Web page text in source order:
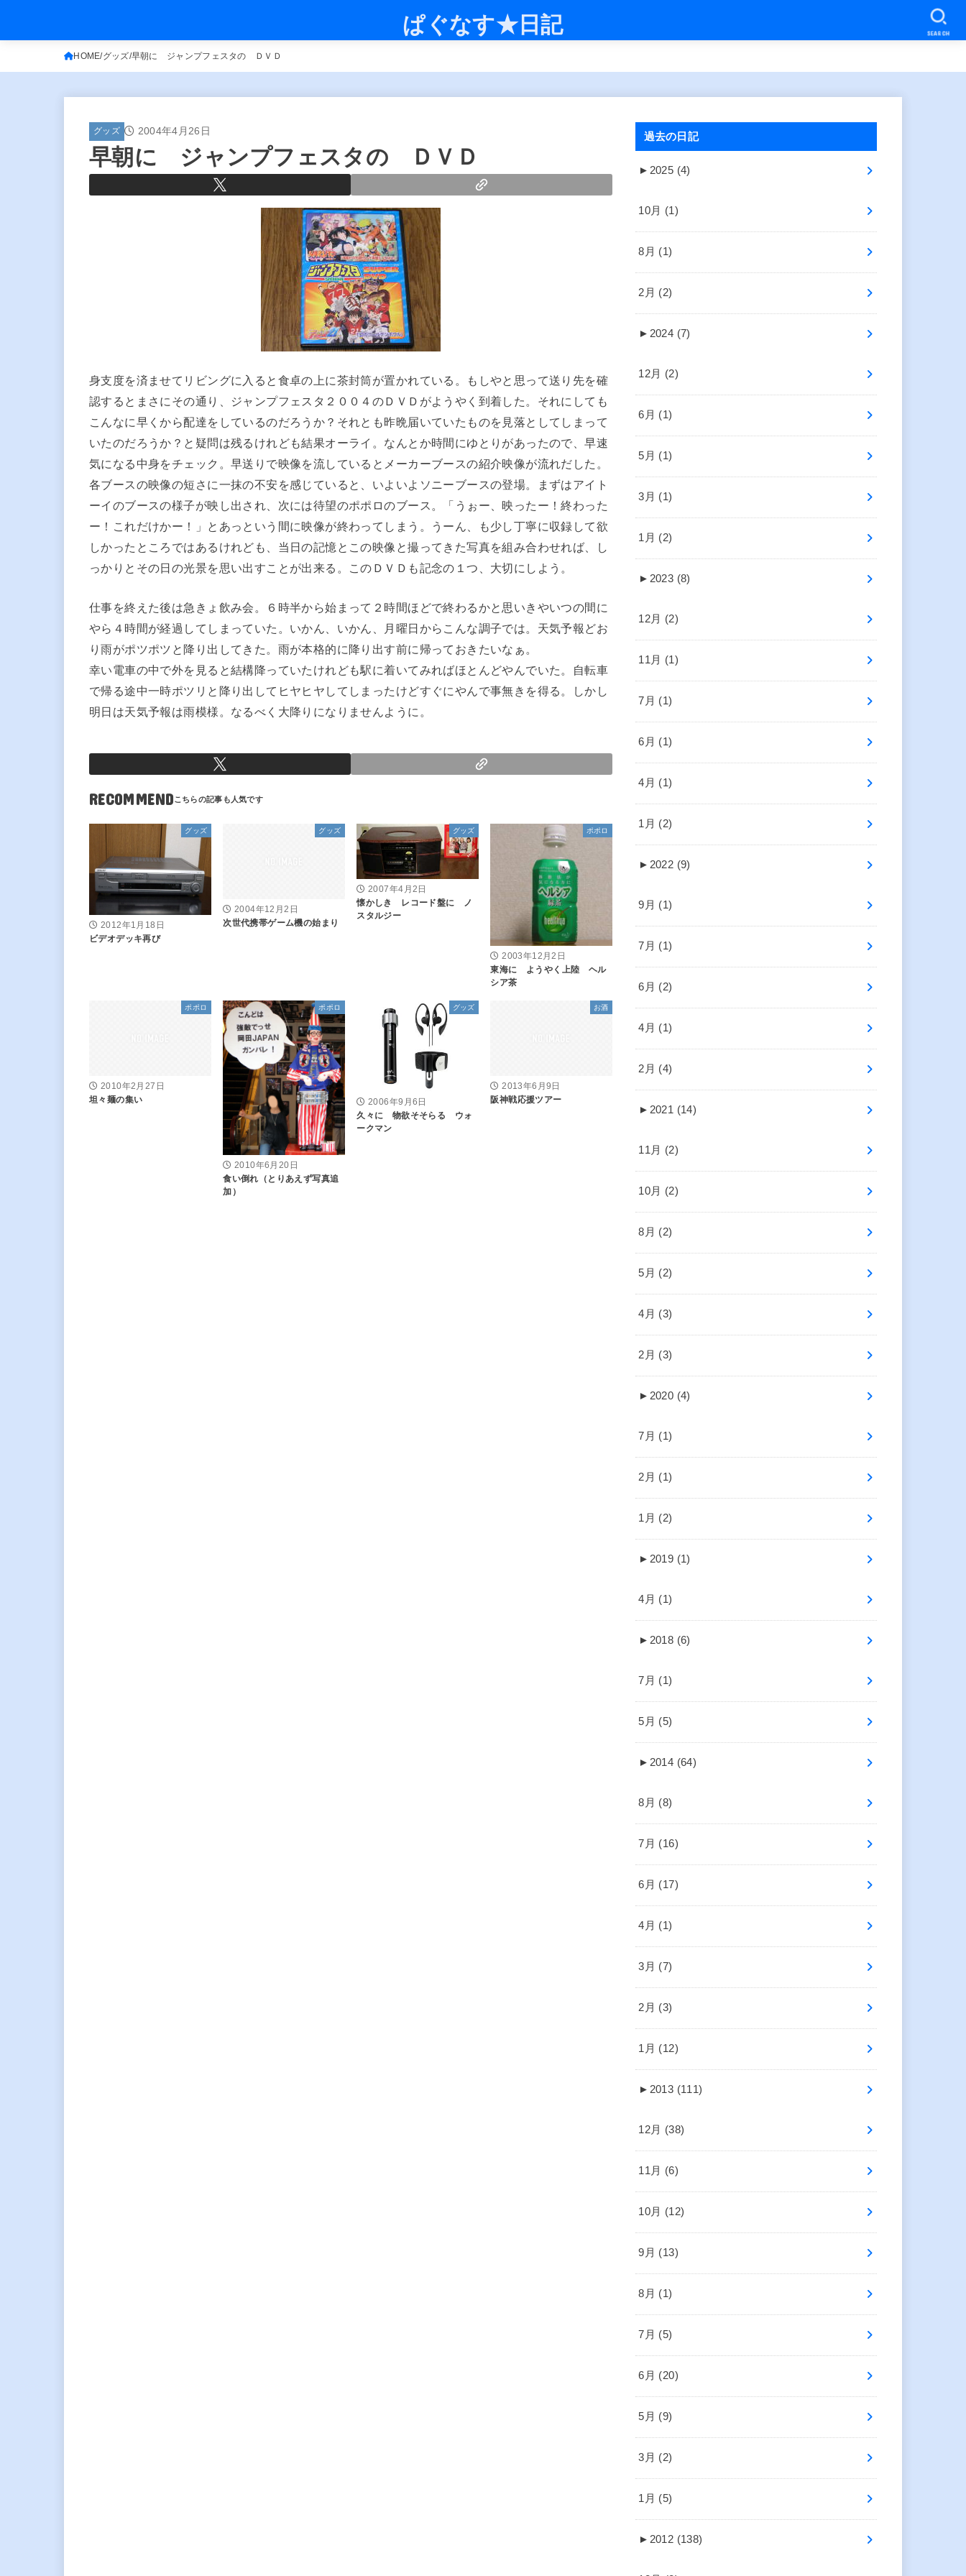
ぱぐなす★日記 SEARCH
HOME グッズ 早朝に ジャンプフェスタの ＤＶＤ
グッズ 2004年4月26日
早朝に ジャンプフェスタの ＤＶＤ
身支度を済ませてリビングに入ると食卓の上に茶封筒が置かれている。もしやと思って送り先を確
認するとまさにその通り、ジャンプフェスタ２００４のＤＶＤがようやく到着した。それにしても
こんなに早くから配達をしているのだろうか？それとも昨晩届いていたものを見落としてしまって
いたのだろうか？と疑問は残るけれども結果オーライ。なんとか時間にゆとりがあったので、早速
気になる中身をチェック。早送りで映像を流しているとメーカーブースの紹介映像が流れだした。
各ブースの映像の短さに一抹の不安を感じていると、いよいよソニーブースの登場。まずはアイト
ーイのブースの様子が映し出され、次には待望のポポロのブース。「うぉー、映ったー！終わった
ー！これだけかー！」とあっという間に映像が終わってしまう。うーん、も少し丁寧に収録して欲
しかったところではあるけれども、当日の記憶とこの映像と撮ってきた写真を組み合わせれば、し
っかりとその日の光景を思い出すことが出来る。このＤＶＤも記念の１つ、大切にしよう。
仕事を終えた後は急きょ飲み会。６時半から始まって２時間ほどで終わるかと思いきやいつの間に
やら４時間が経過してしまっていた。いかん、いかん、月曜日からこんな調子では。天気予報どお
り雨がポツポツと降り出してきた。雨が本格的に降り出す前に帰っておきたいなぁ。
幸い電車の中で外を見ると結構降っていたけれども駅に着いてみればほとんどやんでいた。自転車
で帰る途中一時ポツリと降り出してヒヤヒヤしてしまったけどすぐにやんで事無きを得る。しかし
明日は天気予報は雨模様。なるべく大降りになりませんように。
RECOMMEND
グッズ
2012年1月18日
ビデオデッキ再び
グッズ
2004年12月2日
次世代携帯ゲーム機の始まり
グッズ
2007年4月2日
懐かしき レコード盤に ノ
スタルジー
ポポロ
2003年12月2日
東海に ようやく上陸 ヘル
シア茶
ポポロ
2010年2月27日
坦々麺の集い
ポポロ
2010年6月20日
食い倒れ（とりあえず写真追
加）
グッズ
2006年9月6日
久々に 物欲そそらる ウォ
ークマン
お酒
2013年6月9日
阪神戦応援ツアー
過去の日記
► 2025 (4)
10月 (1)
8月 (1)
2月 (2)
► 2024 (7)
12月 (2)
6月 (1)
5月 (1)
3月 (1)
1月 (2)
► 2023 (8)
12月 (2)
11月 (1)
7月 (1)
6月 (1)
4月 (1)
1月 (2)
► 2022 (9)
9月 (1)
7月 (1)
6月 (2)
4月 (1)
2月 (4)
► 2021 (14)
11月 (2)
10月 (2)
8月 (2)
5月 (2)
4月 (3)
2月 (3)
► 2020 (4)
7月 (1)
2月 (1)
1月 (2)
► 2019 (1)
4月 (1)
► 2018 (6)
7月 (1)
5月 (5)
► 2014 (64)
8月 (8)
7月 (16)
6月 (17)
4月 (1)
3月 (7)
2月 (3)
1月 (12)
► 2013 (111)
12月 (38)
11月 (6)
10月 (12)
9月 (13)
8月 (1)
7月 (5)
6月 (20)
5月 (9)
3月 (2)
1月 (5)
► 2012 (138)